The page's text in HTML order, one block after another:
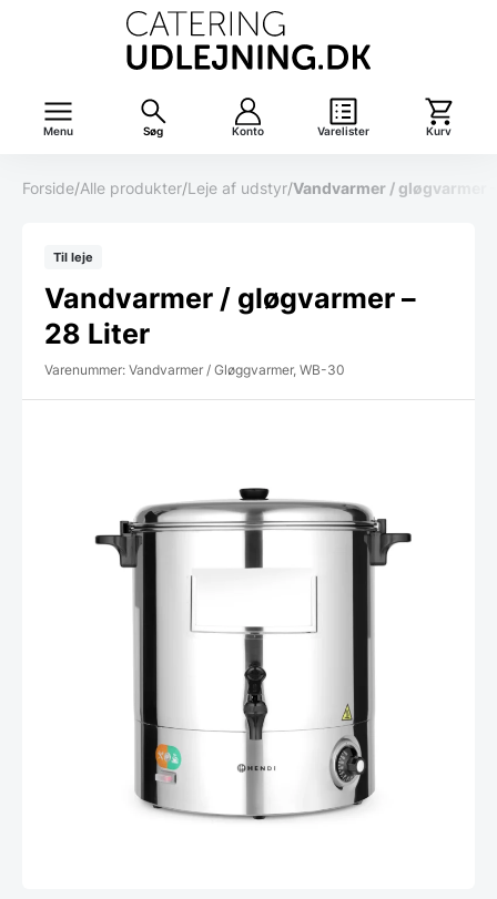
Menu Søg Konto Varelister Kurv
Forside/Alle produkter/Leje af udstyr/Vandvarmer / gløgvarmer
Til leje
Vandvarmer / gløgvarmer –
28 Liter
Varenummer: Vandvarmer / Gløggvarmer, WB-30